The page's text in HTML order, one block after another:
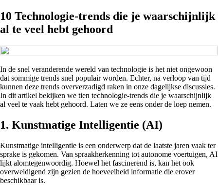
10 Technologie-trends die je waarschijnlijk
al te veel hebt gehoord
In de snel veranderende wereld van technologie is het niet ongewoon
dat sommige trends snel populair worden. Echter, na verloop van tijd
kunnen deze trends oververzadigd raken in onze dagelijkse discussies.
In dit artikel bekijken we tien technologie-trends die je waarschijnlijk
al veel te vaak hebt gehoord. Laten we ze eens onder de loep nemen.
1. Kunstmatige Intelligentie (AI)
Kunstmatige intelligentie is een onderwerp dat de laatste jaren vaak ter
sprake is gekomen. Van spraakherkenning tot autonome voertuigen, AI
lijkt alomtegenwoordig. Hoewel het fascinerend is, kan het ook
overweldigend zijn gezien de hoeveelheid informatie die erover
beschikbaar is.